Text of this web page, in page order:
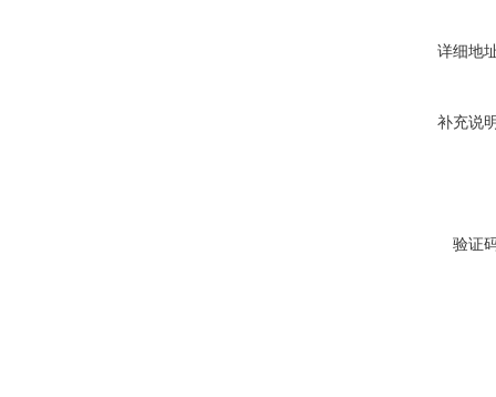
详细地
补充说
验证